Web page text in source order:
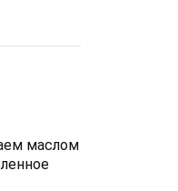
маслом